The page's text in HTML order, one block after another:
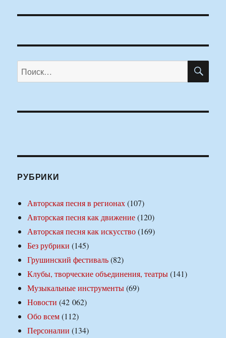
Искать:
РУБРИКИ
Авторская песня в регионах(107)
Авторская песня как движение(120)
Авторская песня как искусство(169)
Без рубрики (145)
Грушинский фестиваль(82)
Клубы, творческие объединения, театры(141)
Музыкальные инструменты(69)
Новости (42 062)
Обо всем(112)
Персоналии (134)